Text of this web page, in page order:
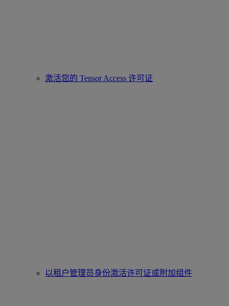
激活您的 Tensor Access 许可证
以租户管理员身份激活许可证或附加组件